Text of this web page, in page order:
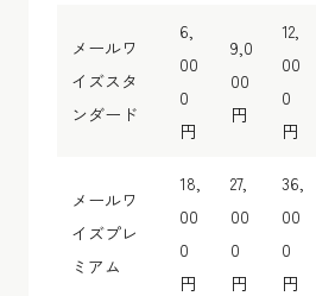
メールワ
イズスタ
ンダード
6,
00
0
円
9,0
00
円
12,
00
0
円
メールワ
イズプレ
ミアム
18,
00
0
円
27,
00
0
円
36,
00
0
円